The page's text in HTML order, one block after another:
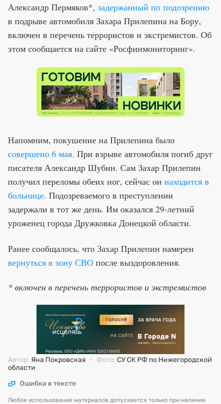
Александр Пермяков*, задержанный по подозрению
в подрыве автомобиля Захара Прилепина на Бору,
включен в перечень террористов и экстремистов. Об
этом сообщается на сайте «Росфинмониторинг».
Напомним, покушение на Прилепина было
совершено 6 мая. При взрыве автомобиля погиб друг
писателя Александр Шубин. Сам Захар Прилепин
получил переломы обеих ног, сейчас он находится в
больнице. Подозреваемого в преступлении
задержали в тот же день. Им оказался 29-летний
уроженец города Дружковка Донецкой области.
Ранее сообщалось, что Захар Прилепин намерен
вернуться в зону СВО после выздоровления.
* включен в перечень террористов и экстремистов
Автор: Яна Покровская · Фото: СУ СК РФ по Нижегородской
области
Ошибка в тексте
Любое использование материалов допускается только при наличии